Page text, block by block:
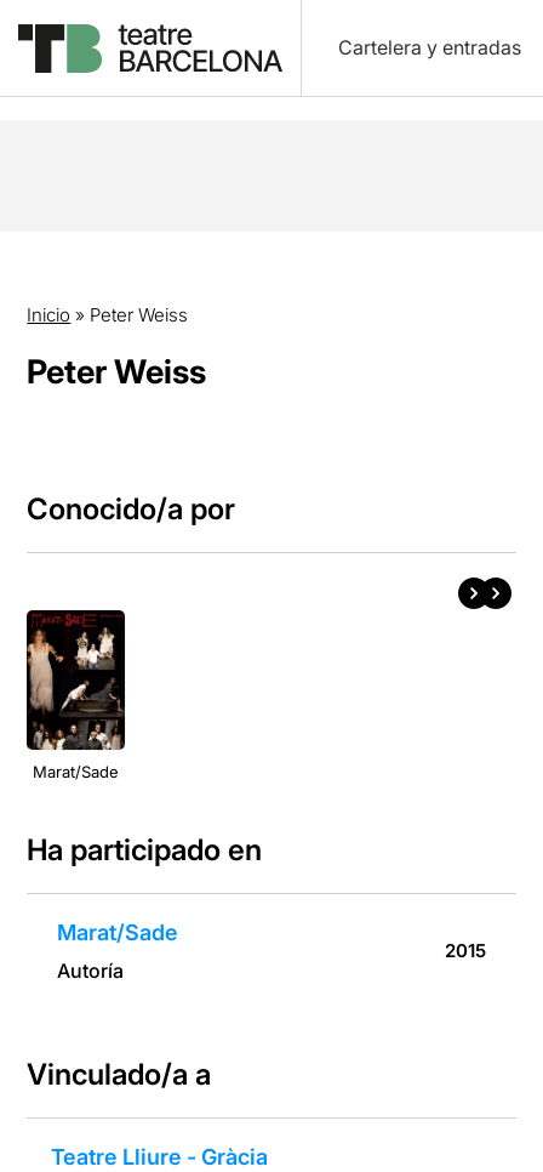
Cartelera y entradas
Inicio » Peter Weiss
Peter Weiss
Conocido/a por
Marat/Sade
Ha participado en
Marat/Sade
Autoría
2015
Vinculado/a a
Teatre Lliure - Gràcia